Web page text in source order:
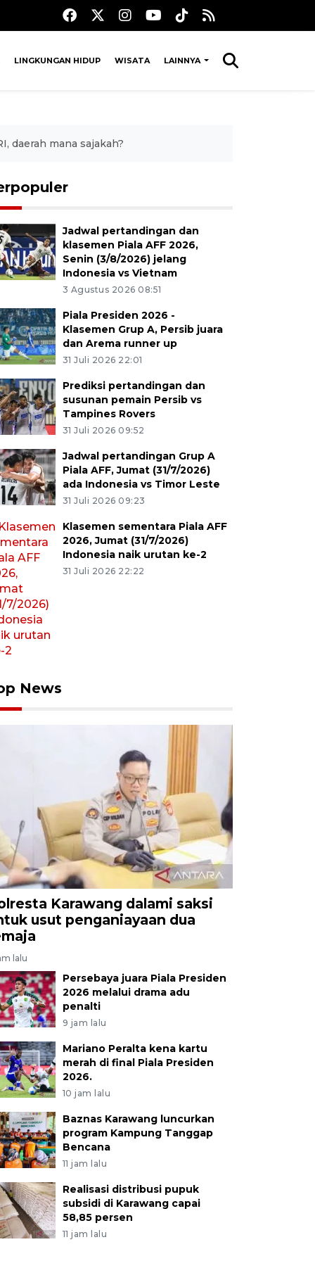
LINGKUNGAN HIDUP WISATA LAINNYA
daerah mana sajakah?
Jadwal pertandingan dan
klasemen Piala AFF 2026,
Senin (3/8/2026) jelang
Indonesia vs Vietnam
3 Agustus 2026 08:51
Piala Presiden 2026 -
Klasemen Grup A, Persib juara
dan Arema runner up
31 Juli 2026 22:01
Prediksi pertandingan dan
susunan pemain Persib vs
Tampines Rovers
31 Juli 2026 09:52
Jadwal pertandingan Grup A
Piala AFF, Jumat (31/7/2026)
ada Indonesia vs Timor Leste
31 Juli 2026 09:23
Klasemen sementara Piala AFF
2026, Jumat (31/7/2026)
Indonesia naik urutan ke-2
31 Juli 2026 22:22
News
Karawang dalami saksi
usut penganiayaan dua
lalu
Persebaya juara Piala Presiden
2026 melalui drama adu
penalti
9 jam lalu
Mariano Peralta kena kartu
merah di final Piala Presiden
2026.
10 jam lalu
Baznas Karawang luncurkan
program Kampung Tanggap
Bencana
11 jam lalu
Realisasi distribusi pupuk
subsidi di Karawang capai
58,85 persen
11 jam lalu